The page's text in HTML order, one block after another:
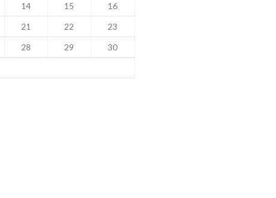
14 15
16
21 22
23
28 29
30